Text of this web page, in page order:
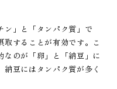
ン」と「タンパク質」で
することが有効です。こ
なのが「卵」と「納豆」に
豆にはタンパク質が多く